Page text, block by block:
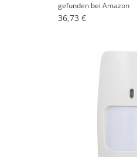
gefunden bei Amazon
36,73 €